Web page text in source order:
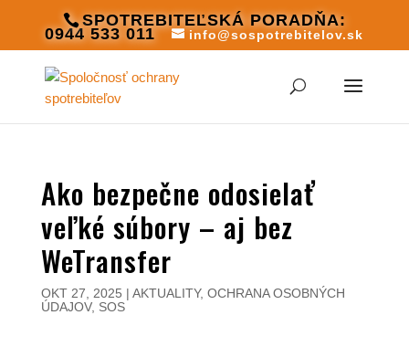
SPOTREBITEĽSKÁ PORADŇA:
0944 533 011 info@sospotrebitelov.sk
Ako bezpečne odosielať
veľké súbory – aj bez
WeTransfer
OKT 27, 2025 | AKTUALITY, OCHRANA OSOBNÝCH
ÚDAJOV, SOS